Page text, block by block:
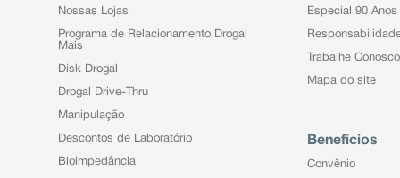
Nossas Lojas
Programa de Relacionamento Drogal
Mais
Disk Drogal
Drogal Drive-Thru
Manipulação
Descontos de Laboratório
Bioimpedância
Especial 90 Anos
Trabalhe Conosco
Mapa do site
Benefícios
Convênio